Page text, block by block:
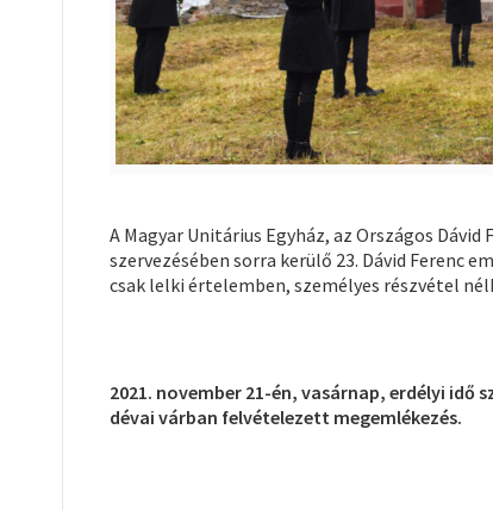
A Magyar Unitárius Egyház, az Országos
szervezésében sorra kerülő 23. Dávid Ferenc
csak lelki értelemben, személyes részvétel
2021. november 21-én, vasárnap, erdélyi
dévai várban felvételezett megemlékezés.